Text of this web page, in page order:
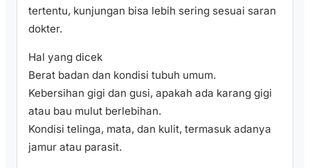
tertentu, kunjungan bisa lebih sering sesuai saran
dokter.
Hal yang dicek
Berat badan dan kondisi tubuh umum.
Kebersihan gigi dan gusi, apakah ada karang gigi
atau bau mulut berlebihan.
Kondisi telinga, mata, dan kulit, termasuk adanya
jamur atau parasit.